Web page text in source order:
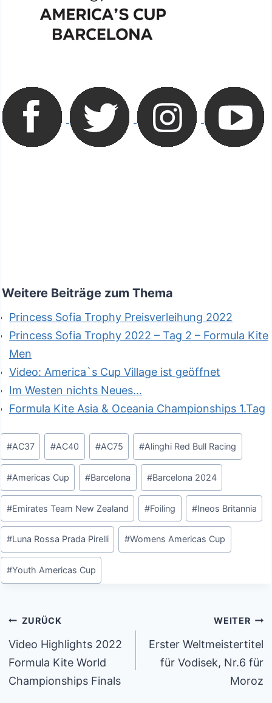
Weitere Beiträge zum Thema
Princess Sofia Trophy Preisverleihung 2022
Princess Sofia Trophy 2022 – Tag 2 – Formula Kite
Men
Video: America`s Cup Village ist geöffnet
Im Westen nichts Neues…
Formula Kite Asia & Oceania Championships 1.Tag
Schlagworte:
#AC37 #AC40 #AC75 #Alinghi Red Bull Racing
#Americas Cup #Barcelona #Barcelona 2024
#Emirates Team New Zealand #Foiling #Ineos Britannia
#Luna Rossa Prada Pirelli #Womens Americas Cup
#Youth Americas Cup
Beitragsnavigation
ZURÜCK
Video Highlights 2022
Formula Kite World
Championships Finals
WEITER
Erster Weltmeistertitel
für Vodisek, Nr.6 für
Moroz